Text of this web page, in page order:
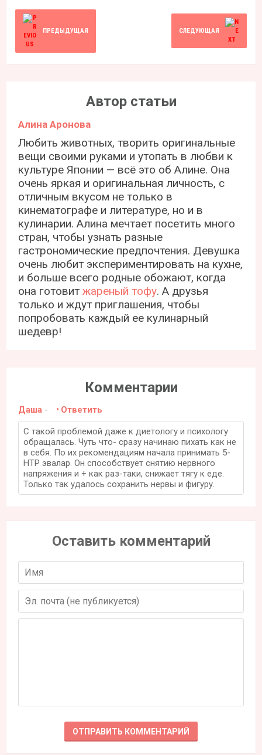
ПРЕДЫДУЩАЯ СЛЕДУЮЩАЯ
Автор статьи
Алина Аронова
Любить животных, творить оригинальные
вещи своими руками и утопать в любви к
культуре Японии — всё это об Алине. Она
очень яркая и оригинальная личность, с
отличным вкусом не только в
кинематографе и литературе, но и в
кулинарии. Алина мечтает посетить много
стран, чтобы узнать разные
гастрономические предпочтения. Девушка
очень любит экспериментировать на кухне,
и больше всего родные обожают, когда
она готовитжареный тофу. А друзья
только и ждут приглашения, чтобы
попробовать каждый ее кулинарный
шедевр!
Комментарии
Даша - Ответить
С такой проблемой даже к диетологу и психологу
обращалась. Чуть что- сразу начинаю пихать как не
в себя. По их рекомендациям начала принимать 5-
НТР эвалар. Он способствует снятию нервного
напряжения и + как раз-таки, снижает тягу к еде.
Только так удалось сохранить нервы и фигуру.
Оставить комментарий